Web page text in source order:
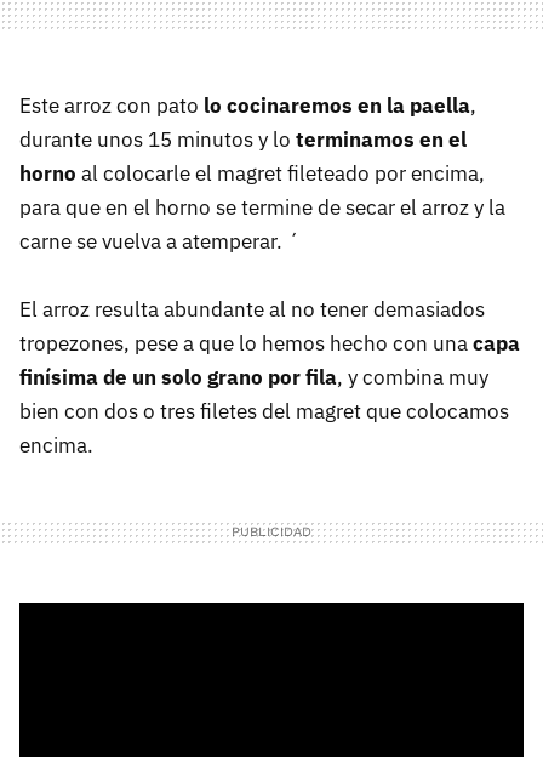
Este arroz con pato lo cocinaremos en la paella,
durante unos 15 minutos y lo terminamos en el
horno al colocarle el magret fileteado por encima,
para que en el horno se termine de secar el arroz y la
carne se vuelva a atemperar. ´
El arroz resulta abundante al no tener demasiados
tropezones, pese a que lo hemos hecho con unacapa
finísima de un solo grano por fila, y combina muy
bien con dos o tres filetes del magret que colocamos
encima.